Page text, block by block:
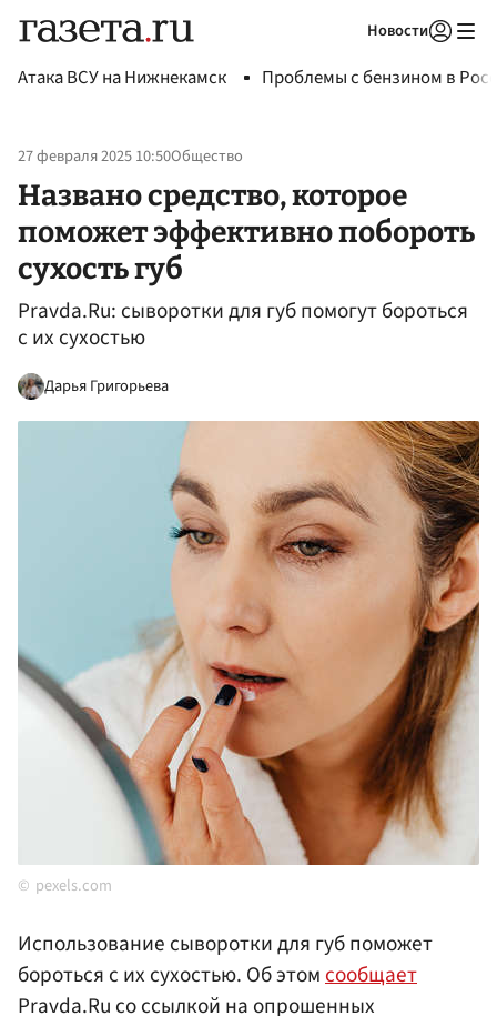
Новости
Атака ВСУ на Нижнекамск Проблемы с бензином в
27 февраля 2025 10:50Общество
Названо средство, которое
поможет эффективно побороть
сухость губ
Pravda.Ru: сыворотки для губ помогут бороться
с их сухостью
Дарья Григорьева
pexels.com
Использование сыворотки для губ поможет
бороться с их сухостью. Об этомсообщает
Pravda.Ru со ссылкой на опрошенных